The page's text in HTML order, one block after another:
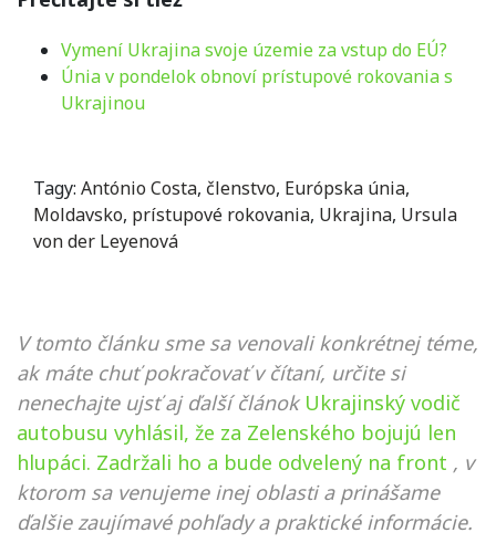
Vymení Ukrajina svoje územie za vstup do EÚ?
Únia v pondelok obnoví prístupové rokovania s
Ukrajinou
Tagy: António Costa, členstvo, Európska únia,
Moldavsko, prístupové rokovania, Ukrajina, Ursula
von der Leyenová
V tomto článku sme sa venovali konkrétnej téme,
ak máte chuť pokračovať v čítaní, určite si
nenechajte ujsť aj ďalší článok Ukrajinský vodič
autobusu vyhlásil, že za Zelenského bojujú len
hlupáci. Zadržali ho a bude odvelený na front , v
ktorom sa venujeme inej oblasti a prinášame
ďalšie zaujímavé pohľady a praktické informácie.